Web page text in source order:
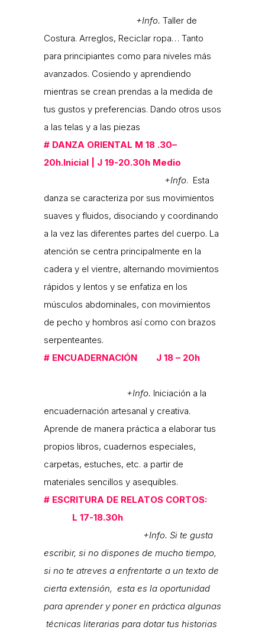
+Info. Taller de
Costura. Arreglos, Reciclar ropa… Tanto
para principiantes como para niveles más
avanzados. Cosiendo y aprendiendo
mientras se crean prendas a la medida de
tus gustos y preferencias. Dando otros usos
a las telas y a las piezas
# DANZA ORIENTAL M 18 .30–
20h.Inicial | J 19-20.30h Medio
+Info. Esta
danza se caracteriza por sus movimientos
suaves y fluidos, disociando y coordinando
a la vez las diferentes partes del cuerpo. La
atención se centra principalmente en la
cadera y el vientre, alternando movimientos
rápidos y lentos y se enfatiza en los
músculos abdominales, con movimientos
de pecho y hombros así como con brazos
serpenteantes.
# ENCUADERNACIÓN J 18 – 20h
+Info. Iniciación a la
encuadernación artesanal y creativa.
Aprende de manera práctica a elaborar tus
propios libros, cuadernos especiales,
carpetas, estuches, etc. a partir de
materiales sencillos y asequibles.
# ESCRITURA DE RELATOS CORTOS:
L 17-18.30h
+Info. Si te gusta
escribir, si no dispones de mucho tiempo,
si no te atreves a enfrentarte a un texto de
cierta extensión, esta es la oportunidad
para aprender y poner en práctica algunas
técnicas literarias para dotar tus historias